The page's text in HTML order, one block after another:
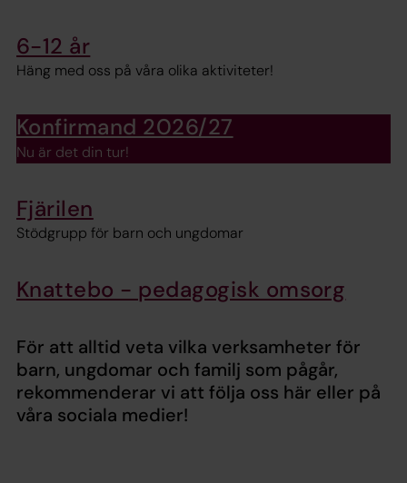
6-12 år
Häng med oss på våra olika aktiviteter!
Konfirmand 2026/27
Nu är det din tur!
Fjärilen
Stödgrupp för barn och ungdomar
Knattebo - pedagogisk omsorg
För att alltid veta vilka verksamheter för
barn, ungdomar och familj som pågår,
rekommenderar vi att följa oss här eller på
våra sociala medier!